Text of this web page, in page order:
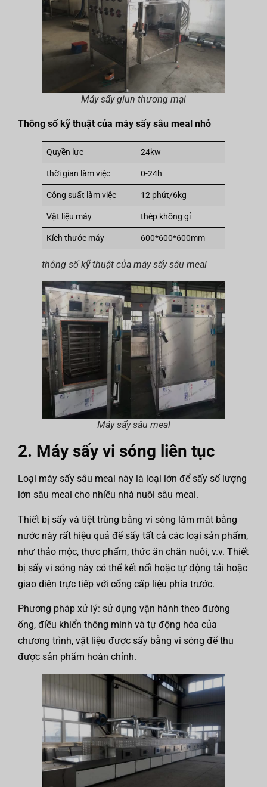
Máy sấy giun thương mại
Thông số kỹ thuật của máy sấy sâu meal nhỏ
Quyền lực 24kw
thời gian làm việc 0-24h
Công suất làm việc 12 phút/6kg
Vật liệu máy thép không gỉ
Kích thước máy 600*600*600mm
thông số kỹ thuật của máy sấy sâu meal
Máy sấy sâu meal
2. Máy sấy vi sóng liên tục
Loại máy sấy sâu meal này là loại lớn để sấy số lượng
lớn sâu meal cho nhiều nhà nuôi sâu meal.
Thiết bị sấy và tiệt trùng bằng vi sóng làm mát bằng
nước này rất hiệu quả để sấy tất cả các loại sản phẩm,
như thảo mộc, thực phẩm, thức ăn chăn nuôi, v.v. Thiết
bị sấy vi sóng này có thể kết nối hoặc tự động tải hoặc
giao diện trực tiếp với cổng cấp liệu phía trước.
Phương pháp xử lý: sử dụng vận hành theo đường
ống, điều khiển thông minh và tự động hóa của
chương trình, vật liệu được sấy bằng vi sóng để thu
được sản phẩm hoàn chỉnh.